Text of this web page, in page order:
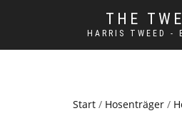
THE
HARRIS TWEED -
Start / Hosenträger /